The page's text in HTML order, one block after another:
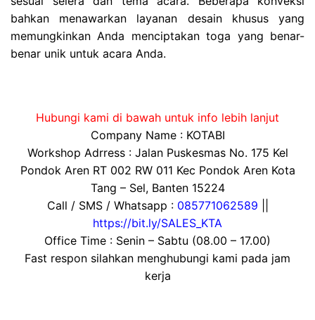
bahkan menawarkan layanan desain khusus yang
memungkinkan Anda menciptakan toga yang benar-
benar unik untuk acara Anda.
Hubungi kami di bawah untuk info lebih lanjut
Company Name : KOTABI
Workshop Adrress : Jalan Puskesmas No. 175 Kel
Pondok Aren RT 002 RW 011 Kec Pondok Aren Kota
Tang – Sel, Banten 15224
Call / SMS / Whatsapp : 085771062589
https://bit.ly/SALES_KTA
Office Time : Senin – Sabtu (08.00 – 17.00)
Fast respon silahkan menghubungi kami pada jam
kerja